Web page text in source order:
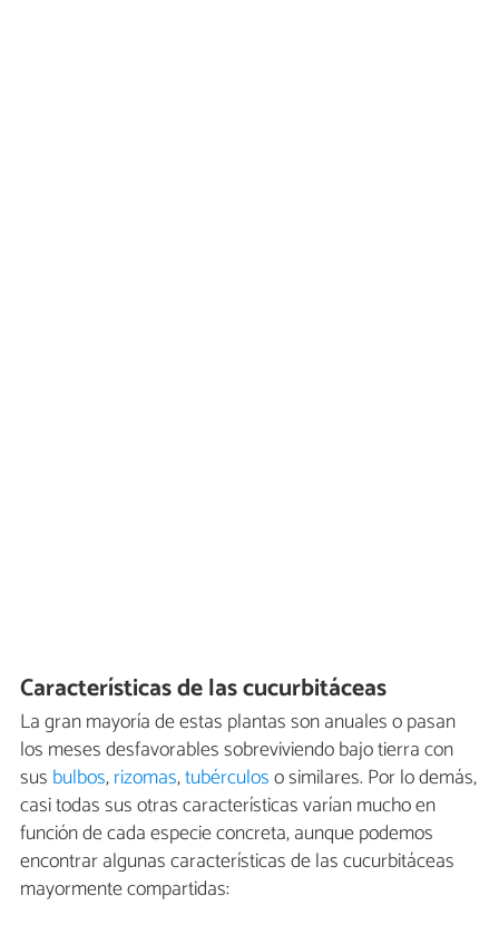
Características de las cucurbitáceas
La gran mayoría de estas plantas son anuales o pasan
los meses desfavorables sobreviviendo bajo tierra con
sus bulbos,rizomas,tubérculoso similares. Por lo demás,
casi todas sus otras características varían mucho en
función de cada especie concreta, aunque podemos
encontrar algunas características de las cucurbitáceas
mayormente compartidas: